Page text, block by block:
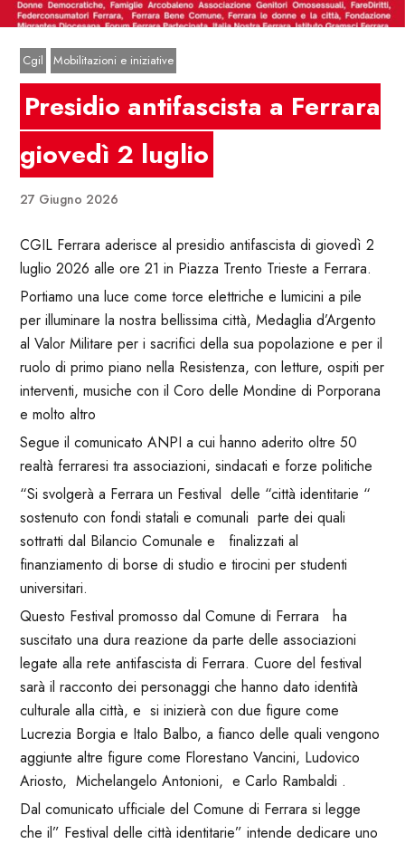
Cgil Mobilitazioni e iniziative
Presidio antifascista a Ferrara
giovedì 2 luglio
27 Giugno 2026
CGIL Ferrara aderisce al presidio antifascista di giovedì 2
luglio 2026 alle ore 21 in Piazza Trento Trieste a Ferrara.
Portiamo una luce come torce elettriche e lumicini a pile
per illuminare la nostra bellissima città, Medaglia d’Argento
al Valor Militare per i sacrifici della sua popolazione e per il
ruolo di primo piano nella Resistenza, con letture, ospiti per
interventi, musiche con il Coro delle Mondine di Porporana
e molto altro
Segue il comunicato ANPI a cui hanno aderito oltre 50
realtà ferraresi tra associazioni, sindacati e forze politiche
“Si svolgerà a Ferrara un Festival delle “città identitarie “
sostenuto con fondi statali e comunali parte dei quali
sottratti dal Bilancio Comunale e finalizzati al
finanziamento di borse di studio e tirocini per studenti
universitari.
Questo Festival promosso dal Comune di Ferrara ha
suscitato una dura reazione da parte delle associazioni
legate alla rete antifascista di Ferrara. Cuore del festival
sarà il racconto dei personaggi che hanno dato identità
culturale alla città, e si inizierà con due figure come
Lucrezia Borgia e Italo Balbo, a fianco delle quali vengono
aggiunte altre figure come Florestano Vancini, Ludovico
Ariosto, Michelangelo Antonioni, e Carlo Rambaldi .
Dal comunicato ufficiale del Comune di Ferrara si legge
che il” Festival delle città identitarie” intende dedicare uno